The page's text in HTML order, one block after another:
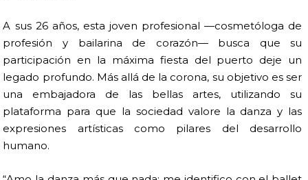
A sus 26 años, esta joven profesional —cosmetóloga de
profesión y bailarina de corazón— busca que su
participación en la máxima fiesta del puerto deje un
legado profundo. Más allá de la corona, su objetivo es ser
una embajadora de las bellas artes, utilizando su
plataforma para que la sociedad valore la danza y las
expresiones artísticas como pilares del desarrollo
humano.